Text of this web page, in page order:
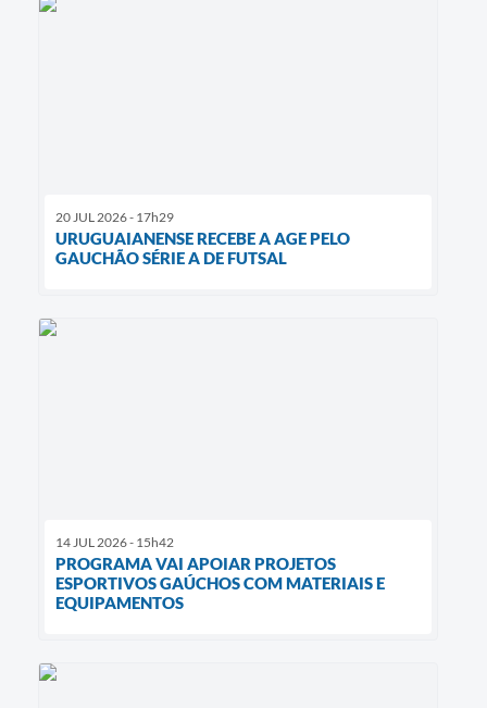
20 JUL 2026 - 17h29
URUGUAIANENSE RECEBE A AGE PELO
GAUCHÃO SÉRIE A DE FUTSAL
14 JUL 2026 - 15h42
PROGRAMA VAI APOIAR PROJETOS
ESPORTIVOS GAÚCHOS COM MATERIAIS E
EQUIPAMENTOS